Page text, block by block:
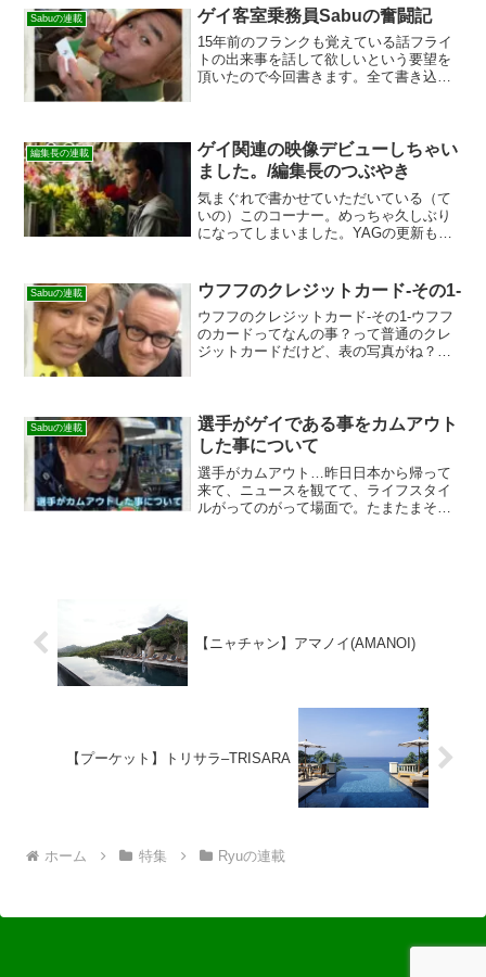
グセンターで知り合いました。同期でな
おかつルームメイト...
Sabuの連載 ゲイ客室乗務員Sabuの奮闘記
15年前のフランクも覚えている話フライ
トの出来事を話して欲しいという要望を
頂いたので今回書きます。全て書き込ん
かねえ？まあ、これはそ...
編集長の連載
ゲイ関連の映像デビューしちゃい
ました。/編集長のつぶやき
気まぐれで書かせていただいている（て
いの）このコーナー。めっちゃ久しぶり
になってしまいました。YAGの更新も頑
いた感じですが、事実なのは確かです。
興味ある方はぜひ、読ん...
Sabuの連載 ウフフのクレジットカード-その1-
ウフフのクレジットカード-その1-ウフフ
のカードってなんの事？って普通のクレ
ジットカードだけど、表の写真がね？写
も私の利用しているカ...
Sabuの連載
選手がゲイである事をカムアウト
した事について
選手がカムアウト…昨日日本から帰って
来て、ニュースを観てて、ライフスタイ
ルがってのがって場面で。たまたまその
【ニャチャン】アマノイ(AMANOI)
【プーケット】トリサラ–TRISARA
ホーム 特集 Ryuの連載